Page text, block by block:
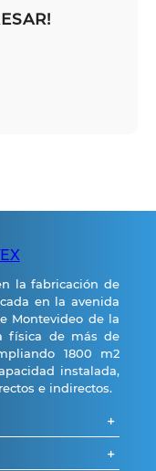
la fabricación de
en la avenida
Montevideo de la
física de más de
1800 m2
instalada,
e indirectos.
+
+